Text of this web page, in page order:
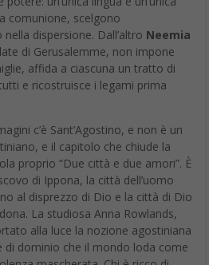
comunione, scelgono
dispersione. Dall’altro Neemia
di Gerusalemme, non impone
affida a ciascuna un tratto di
e ricostruisce i legami prima
c’è Sant’Agostino, e non è un
e il capitolo che chiude la
proprio “Due città e due amori”. È
di Ippona, la città dell’uomo
al disprezzo di Dio e la città di Dio
La studiosa Anna Rowlands,
alla luce la nozione agostiniana
di dominio che il mondo loda come